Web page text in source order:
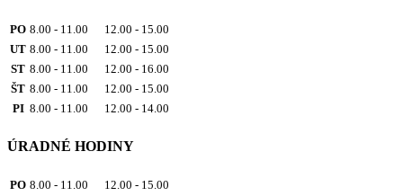
PO 8.00 - 11.00 12.00 - 15.00
UT 8.00 - 11.00 12.00 - 15.00
ST 8.00 - 11.00 12.00 - 16.00
ŠT 8.00 - 11.00 12.00 - 15.00
PI 8.00 - 11.00 12.00 - 14.00
ÚRADNÉ HODINY
PO 8.00 - 11.00 12.00 - 15.00